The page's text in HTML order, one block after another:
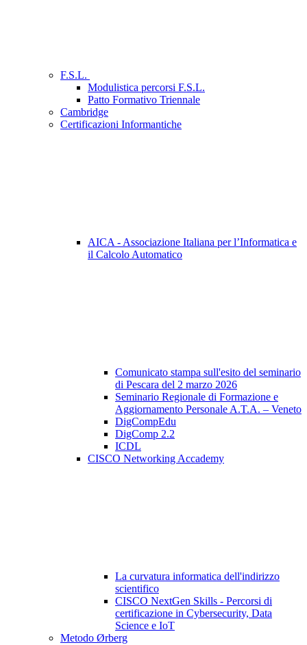
F.S.L.
Modulistica percorsi F.S.L.
Patto Formativo Triennale
Cambridge
Certificazioni Informantiche
AICA - Associazione Italiana per l’Informatica e
il Calcolo Automatico
Comunicato stampa sull'esito del seminario
di Pescara del 2 marzo 2026
Seminario Regionale di Formazione e
Aggiornamento Personale A.T.A. – Veneto
DigCompEdu
DigComp 2.2
ICDL
CISCO Networking Accademy
La curvatura informatica dell'indirizzo
scientifico
CISCO NextGen Skills - Percorsi di
certificazione in Cybersecurity, Data
Science e IoT
Metodo Ørberg